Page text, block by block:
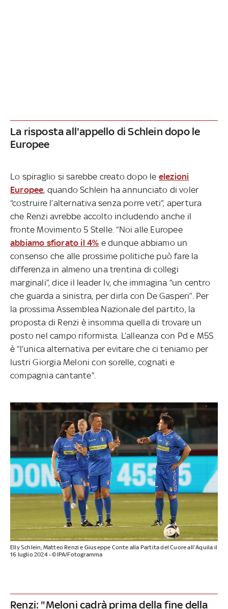
La risposta all'appello di Schlein dopo le
Europee
Lo spiraglio si sarebbe creato dopo le elezioni
Europee, quando Schlein ha annunciato di voler
“costruire l’alternativa senza porre veti”, apertura
che Renzi avrebbe accolto includendo anche il
fronte Movimento 5 Stelle. “Noi alle Europee
abbiamo sfiorato il 4% e dunque abbiamo un
consenso che alle prossime politiche può fare la
differenza in almeno una trentina di collegi
marginali”, dice il leader Iv, che immagina “un centro
che guarda a sinistra, per dirla con De Gasperi”. Per
la prossima Assemblea Nazionale del partito, la
proposta di Renzi è insomma quella di trovare un
posto nel campo riformista. L’alleanza con Pd e M5S
è “l’unica alternativa per evitare che ci teniamo per
lustri Giorgia Meloni con sorelle, cognati e
compagnia cantante”.
Elly Schlein, Matteo Renzi e Giuseppe Conte alla Partita del Cuore all'Aquila il
16 luglio 2024 - ©IPA/Fotogramma
Renzi: "Meloni cadrà prima della fine della